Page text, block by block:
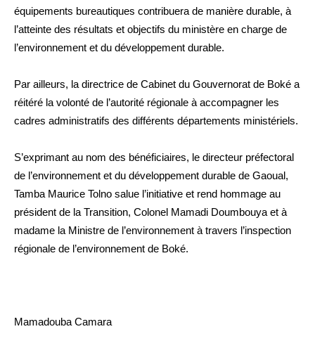
équipements bureautiques contribuera de manière durable, à
l’atteinte des résultats et objectifs du ministère en charge de
l’environnement et du développement durable.
Par ailleurs, la directrice de Cabinet du Gouvernorat de Boké a
réitéré la volonté de l’autorité régionale à accompagner les
cadres administratifs des différents départements ministériels.
S’exprimant au nom des bénéficiaires, le directeur préfectoral
de l’environnement et du développement durable de Gaoual,
Tamba Maurice Tolno salue l’initiative et rend hommage au
président de la Transition, Colonel Mamadi Doumbouya et à
madame la Ministre de l’environnement à travers l’inspection
régionale de l’environnement de Boké.
Mamadouba Camara